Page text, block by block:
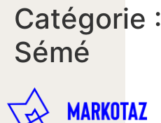
Catégorie :
Sémé